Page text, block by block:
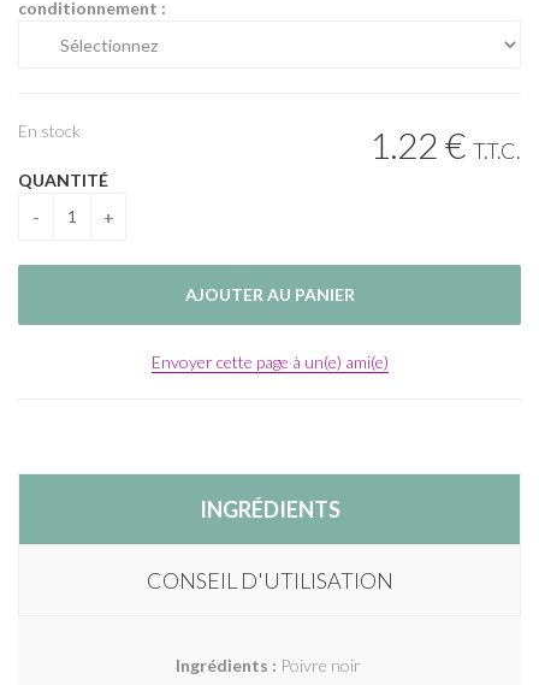
conditionnement :
1.22€ T.T.C.
En stock
QUANTITÉ
Envoyer cette page à un(e) ami(e)
INGRÉDIENTS
CONSEIL D'UTILISATION
Ingrédients : Poivre noir